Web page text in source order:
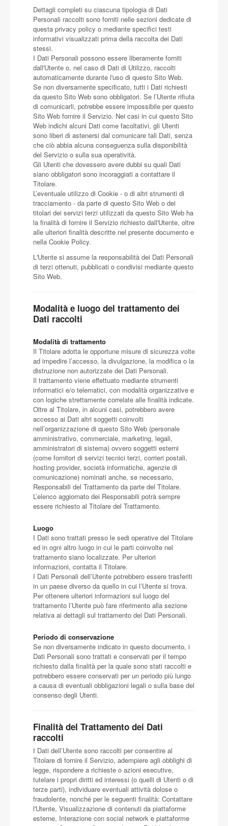
Dettagli completi su ciascuna tipologia di Dati
Personali raccolti sono forniti nelle sezioni dedicate di
questa privacy policy o mediante specifici testi
informativi visualizzati prima della raccolta dei Dati
stessi.
I Dati Personali possono essere liberamente forniti
dall'Utente o, nel caso di Dati di Utilizzo, raccolti
automaticamente durante l'uso di questo Sito Web.
Se non diversamente specificato, tutti i Dati richiesti
da questo Sito Web sono obbligatori. Se l’Utente rifiuta
di comunicarli, potrebbe essere impossibile per questo
Sito Web fornire il Servizio. Nei casi in cui questo Sito
Web indichi alcuni Dati come facoltativi, gli Utenti
sono liberi di astenersi dal comunicare tali Dati, senza
che ciò abbia alcuna conseguenza sulla disponibilità
del Servizio o sulla sua operatività.
Gli Utenti che dovessero avere dubbi su quali Dati
siano obbligatori sono incoraggiati a contattare il
Titolare.
L’eventuale utilizzo di Cookie - o di altri strumenti di
tracciamento - da parte di questo Sito Web o dei
titolari dei servizi terzi utilizzati da questo Sito Web ha
la finalità di fornire il Servizio richiesto dall'Utente, oltre
alle ulteriori finalità descritte nel presente documento e
nella Cookie Policy.
L'Utente si assume la responsabilità dei Dati Personali
di terzi ottenuti, pubblicati o condivisi mediante questo
Sito Web.
Modalità e luogo del trattamento dei
Dati raccolti
Modalità di trattamento
Il Titolare adotta le opportune misure di sicurezza volte
ad impedire l’accesso, la divulgazione, la modifica o la
distruzione non autorizzate dei Dati Personali.
Il trattamento viene effettuato mediante strumenti
informatici e/o telematici, con modalità organizzative e
con logiche strettamente correlate alle finalità indicate.
Oltre al Titolare, in alcuni casi, potrebbero avere
accesso ai Dati altri soggetti coinvolti
nell’organizzazione di questo Sito Web (personale
amministrativo, commerciale, marketing, legali,
amministratori di sistema) ovvero soggetti esterni
(come fornitori di servizi tecnici terzi, corrieri postali,
hosting provider, società informatiche, agenzie di
comunicazione) nominati anche, se necessario,
Responsabili del Trattamento da parte del Titolare.
L’elenco aggiornato dei Responsabili potrà sempre
essere richiesto al Titolare del Trattamento.
Luogo
I Dati sono trattati presso le sedi operative del Titolare
ed in ogni altro luogo in cui le parti coinvolte nel
trattamento siano localizzate. Per ulteriori
informazioni, contatta il Titolare.
I Dati Personali dell’Utente potrebbero essere trasferiti
in un paese diverso da quello in cui l’Utente si trova.
Per ottenere ulteriori informazioni sul luogo del
trattamento l’Utente può fare riferimento alla sezione
relativa ai dettagli sul trattamento dei Dati Personali.
Periodo di conservazione
Se non diversamente indicato in questo documento, i
Dati Personali sono trattati e conservati per il tempo
richiesto dalla finalità per la quale sono stati raccolti e
potrebbero essere conservati per un periodo più lungo
a causa di eventuali obbligazioni legali o sulla base del
consenso degli Utenti.
Finalità del Trattamento dei Dati
raccolti
I Dati dell’Utente sono raccolti per consentire al
Titolare di fornire il Servizio, adempiere agli obblighi di
legge, rispondere a richieste o azioni esecutive,
tutelare i propri diritti ed interessi (o quelli di Utenti o di
terze parti), individuare eventuali attività dolose o
fraudolente, nonché per le seguenti finalità: Contattare
l'Utente, Visualizzazione di contenuti da piattaforme
esterne, Interazione con social network e piattaforme